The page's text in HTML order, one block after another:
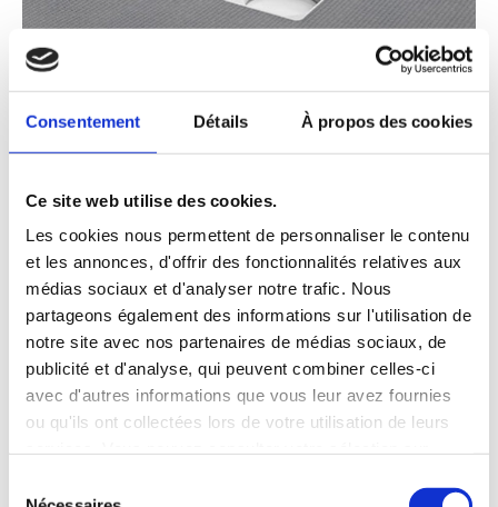
Consentement Détails À propos des cookies
Ce site web utilise des cookies.
Les cookies nous permettent de personnaliser le contenu
et les annonces, d'offrir des fonctionnalités relatives aux
médias sociaux et d'analyser notre trafic. Nous
partageons également des informations sur l'utilisation de
notre site avec nos partenaires de médias sociaux, de
publicité et d'analyse, qui peuvent combiner celles-ci
avec d'autres informations que vous leur avez fournies
ou qu'ils ont collectées lors de votre utilisation de leurs
moment votre décision concernant les cookies inutiles.
JACKOBOARD® Aqua